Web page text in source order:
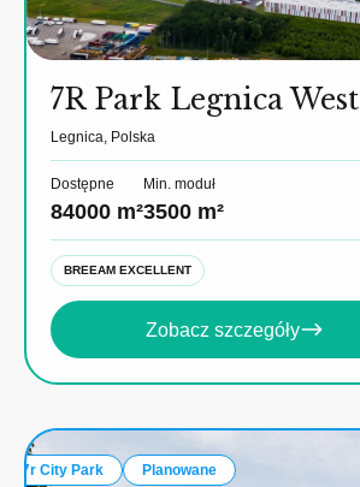
7R Park Legnica West
Legnica, Polska
Dostępne
84000 m²
Min. moduł
3500 m²
BREEAM EXCELLENT
Zobacz szczegóły
7r City Park Planowane